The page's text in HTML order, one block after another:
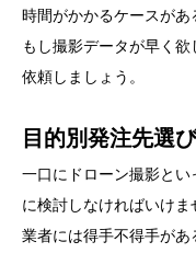
時間がかかるケースがあ
もし撮影データが早く
依頼しましょう。
目的別発注先選
一口にドローン撮影と
に検討しなければいけま
業者には得手不得手があ